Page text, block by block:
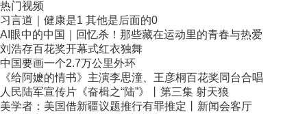
热门视频
习言道｜健康是1 其他是后面的0
AI眼中的中国｜回忆杀！那些藏在运动里的青春与热爱
刘浩存百花奖开幕式红衣独舞
中国要画一个2.7万公里外环
《给阿嬷的情书》主演李思潼、王彦桐百花奖同台合唱
人民陆军宣传片《奋楫之“陆”》丨第三集 射天狼
美学者：美国借新疆议题推行有罪推定丨新闻会客厅